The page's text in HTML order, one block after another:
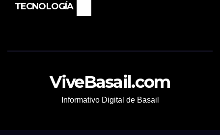
TECNOLOGÍA
ViveBasail.com
Informativo Digital de Basail